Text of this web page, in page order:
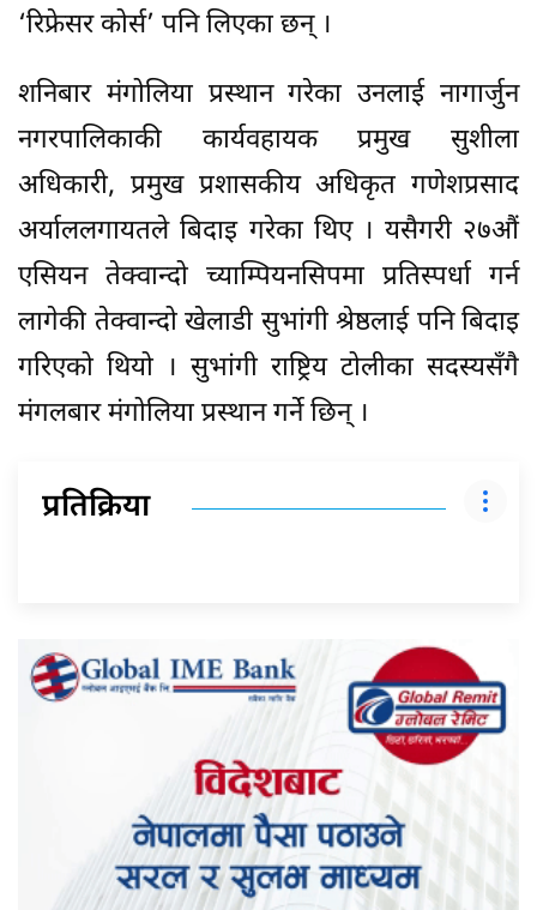
‘रिफ्रेसर कोर्स’ पनि लिएका छन् ।
शनिबार मंगोलिया प्रस्थान गरेका उनलाई नागार्जुन
नगरपालिकाकी कार्यवहायक प्रमुख सुशीला
अधिकारी, प्रमुख प्रशासकीय अधिकृत गणेशप्रसाद
अर्याललगायतले बिदाइ गरेका थिए । यसैगरी २७औं
एसियन तेक्वान्दो च्याम्पियनसिपमा प्रतिस्पर्धा गर्न
लागेकी तेक्वान्दो खेलाडी सुभांगी श्रेष्ठलाई पनि बिदाइ
गरिएको थियो । सुभांगी राष्ट्रिय टोलीका सदस्यसँगै
मंगलबार मंगोलिया प्रस्थान गर्ने छिन् ।
प्रतिक्रिया